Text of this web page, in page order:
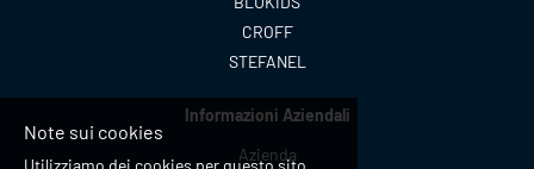
CROFF
STEFANEL
Informazioni Aziendali
Azienda
Note sui cookies
Utilizziamo dei cookies per questo sito